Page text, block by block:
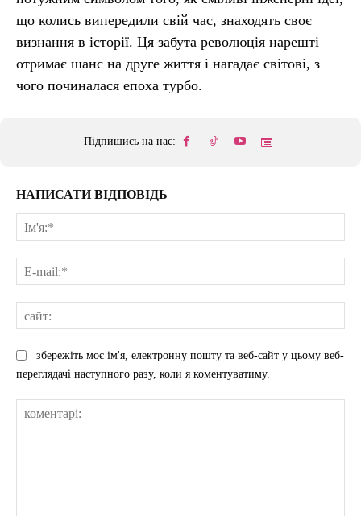
що колись випередили свій час, знаходять своє
визнання в історії. Ця забута революція нарешті
отримає шанс на друге життя і нагадає світові, з
чого починалася епоха турбо.
Підпишись на нас:
НАПИСАТИ ВІДПОВІДЬ
збережіть моє ім'я, електронну пошту та веб-сайт у цьому веб-
переглядачі наступного разу, коли я коментуватиму.